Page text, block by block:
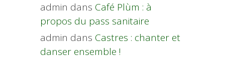
admin dans Café Plùm : à
propos du pass sanitaire
admin dans Castres : chanter et
danser ensemble !